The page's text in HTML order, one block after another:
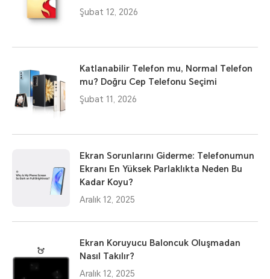
Şubat 12, 2026
Katlanabilir Telefon mu, Normal Telefon
mu? Doğru Cep Telefonu Seçimi
Şubat 11, 2026
Ekran Sorunlarını Giderme: Telefonumun
Ekranı En Yüksek Parlaklıkta Neden Bu
Kadar Koyu?
Aralık 12, 2025
Ekran Koruyucu Baloncuk Oluşmadan
Nasıl Takılır?
Aralık 12, 2025